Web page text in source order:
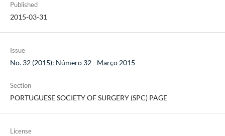
Published
2015-03-31
Issue
No. 32 (2015): Número 32 - Março 2015
Section
PORTUGUESE SOCIETY OF SURGERY (SPC) PAGE
License